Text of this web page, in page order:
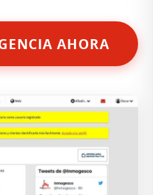
AHORA